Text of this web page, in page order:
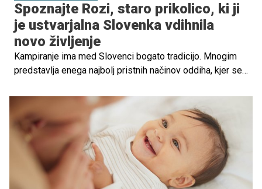
Spoznajte Rozi, staro prikolico, ki ji
je ustvarjalna Slovenka vdihnila
novo življenje
Kampiranje ima med Slovenci bogato tradicijo. Mnogim
predstavlja enega najbolj pristnih načinov oddiha, kjer se
Ne gre le za dopust, temveč za življenjski slog, ki nudi
popoln oddih od hitrega vsakdana.